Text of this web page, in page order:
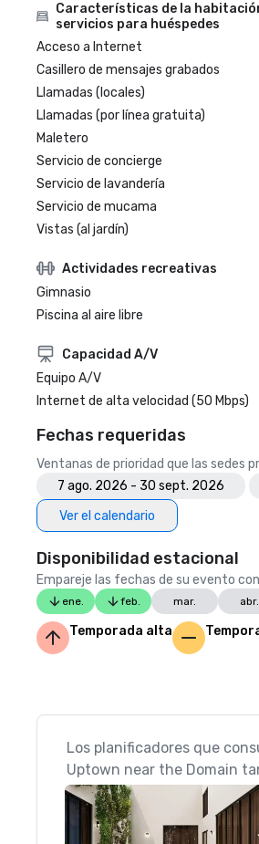
Características de la
servicios para huéspedes
Acceso a Internet
Casillero de mensajes grabados
Llamadas (locales)
Llamadas (por línea gratuita)
Maletero
Servicio de concierge
Servicio de lavandería
Servicio de mucama
Vistas (al jardín)
Actividades recreativas
Gimnasio
Piscina al aire libre
Capacidad A/V
Equipo A/V
Internet de alta velocidad (50 Mbps)
Fechas requeridas
Ventanas de prioridad que las sedes
7 ago. 2026 - 30 sept. 2026
Ver el calendario
Disponibilidad estacional
Empareje las fechas de su evento
ene. feb. mar. abr.
Temporada alta
Los planificadores que
Uptown near the Domain